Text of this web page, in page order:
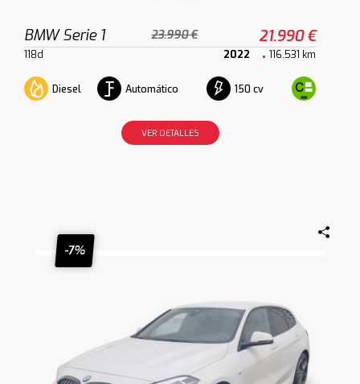
BMW Serie 1 23.990 € 21.990 €
118d 2022 116.531 km
Diesel Automático 150 cv
VER DETALLES
-7%